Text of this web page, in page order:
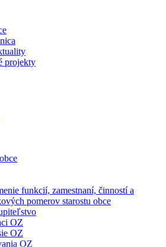
projekty
funkcií, zamestnaní, činností a
pomerov starostu obce
OZ
OZ
OZ